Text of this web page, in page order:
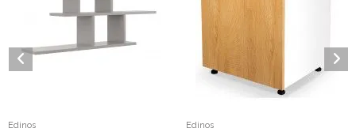
Edinos Edinos